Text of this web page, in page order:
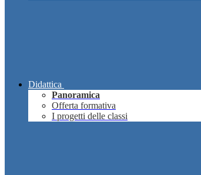
Didattica
Panoramica
Offerta formativa
I progetti delle classi